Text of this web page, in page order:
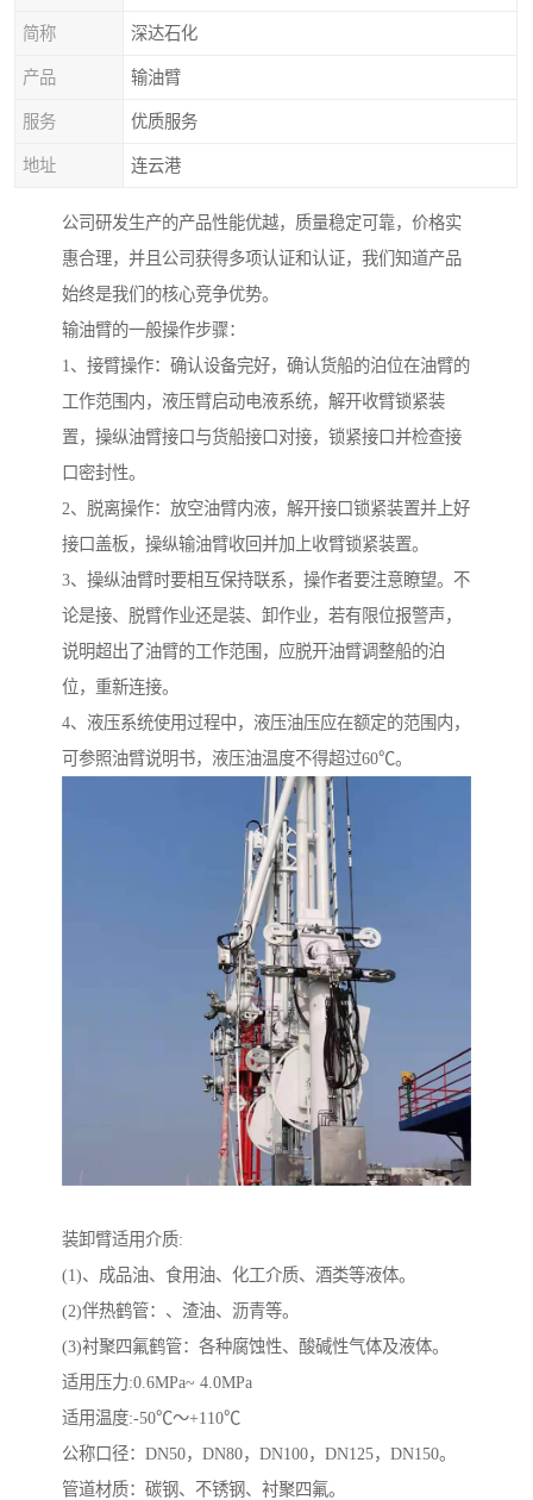
简称 深达石化
产品 输油臂
服务 优质服务
地址 连云港
公司研发生产的产品性能优越，质量稳定可靠，价格实
惠合理，并且公司获得多项认证和认证，我们知道产品
始终是我们的核心竞争优势。
输油臂的一般操作步骤：
1、接臂操作：确认设备完好，确认货船的泊位在油臂的
工作范围内，液压臂启动电液系统，解开收臂锁紧装
置，操纵油臂接口与货船接口对接，锁紧接口并检查接
口密封性。
2、脱离操作：放空油臂内液，解开接口锁紧装置并上好
接口盖板，操纵输油臂收回并加上收臂锁紧装置。
3、操纵油臂时要相互保持联系，操作者要注意瞭望。不
论是接、脱臂作业还是装、卸作业，若有限位报警声，
说明超出了油臂的工作范围，应脱开油臂调整船的泊
位，重新连接。
4、液压系统使用过程中，液压油压应在额定的范围内，
可参照油臂说明书，液压油温度不得超过60℃。
装卸臂适用介质:
(1)、成品油、食用油、化工介质、酒类等液体。
(2)伴热鹤管：、渣油、沥青等。
(3)衬聚四氟鹤管：各种腐蚀性、酸碱性气体及液体。
适用压力:0.6MPa~ 4.0MPa
适用温度:-50℃～+110℃
公称口径：DN50，DN80，DN100，DN125，DN150。
管道材质：碳钢、不锈钢、衬聚四氟。